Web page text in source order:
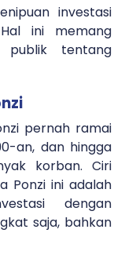
investasi
ini memang
publik tentang
pernah ramai
an, dan hingga
korban. Ciri
Ponzi ini adalah
dengan
saja, bahkan